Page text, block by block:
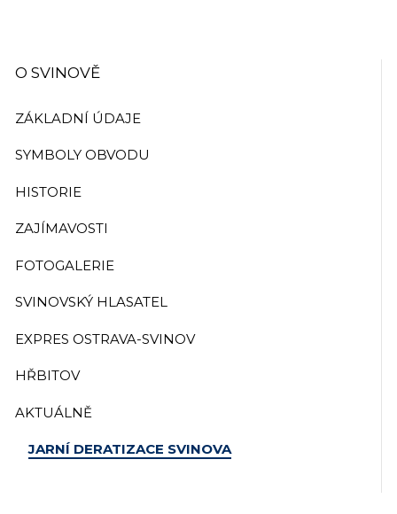
O SVINOVĚ
ZÁKLADNÍ ÚDAJE
SYMBOLY OBVODU
HISTORIE
ZAJÍMAVOSTI
FOTOGALERIE
SVINOVSKÝ HLASATEL
EXPRES OSTRAVA-SVINOV
HŘBITOV
AKTUÁLNĚ
JARNÍ DERATIZACE SVINOVA